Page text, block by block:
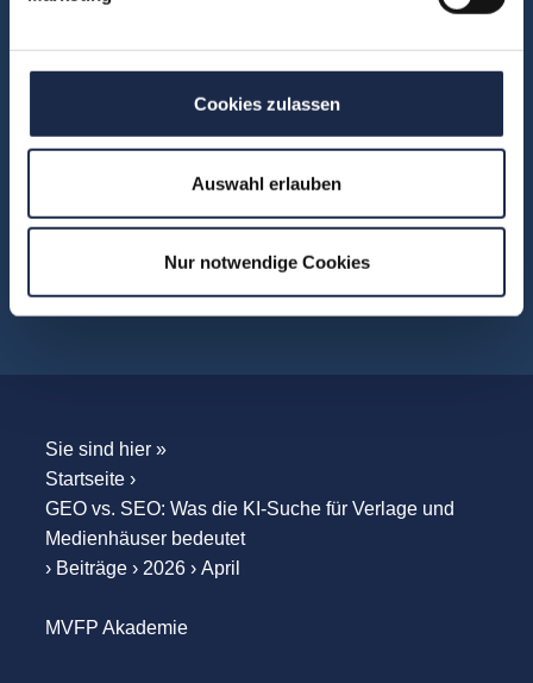
Cookies zulassen
Auswahl erlauben
Nur notwendige Cookies
Formate
WebSessions
Sie sind hier »
Startseite›
GEO vs. SEO: Was die KI-Suche für Verlage und
Medienhäuser bedeutet
› Beiträge› 2026› April
MVFP Akademie